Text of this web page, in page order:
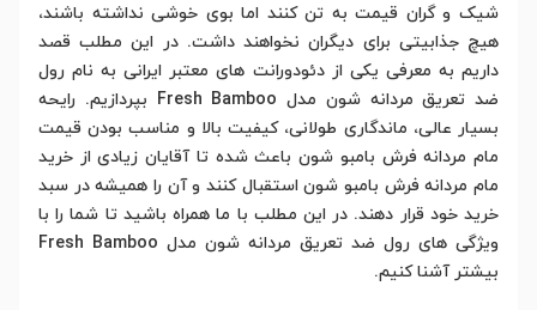
شیک و گران قیمت به تن کنند اما بوی خوشی نداشته باشند،
هیچ جذابیتی برای دیگران نخواهند داشت. در این مطلب قصد
داریم به معرفی یکی از دئودورانت های معتبر ایرانی به نام رول
ضد تعریق مردانه شون مدل Fresh Bamboo بپردازیم. رایحه
بسیار عالی، ماندگاری طولانی، کیفیت بالا و مناسب بودن قیمت
مام مردانه فرش بامبو شون باعث شده تا آقایان زیادی از خرید
مام مردانه فرش بامبو شون استقبال کنند و آن را همیشه در سبد
خرید خود قرار دهند. در این مطلب با ما همراه باشید تا شما را با
ویژگی های رول ضد تعریق مردانه شون مدل Fresh Bamboo
بیشتر آشنا کنیم.